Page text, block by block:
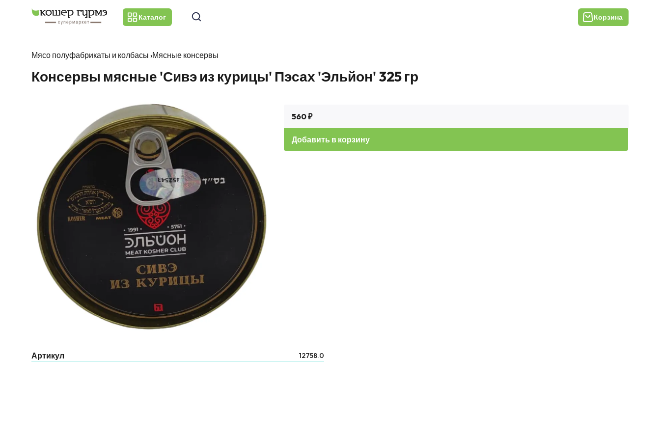
Каталог Корзина
Мясо полуфабрикаты и колбасы ›Мясные консервы
Консервы мясные 'Сивэ из курицы' Пэсах 'Эльйон' 325 гр
560 ₽
Добавить в корзину
Артикул 12758.0